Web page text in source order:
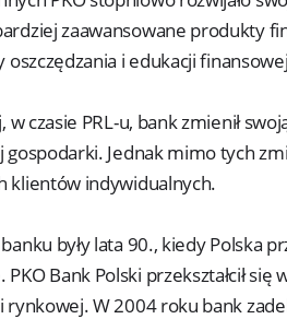
zaawansowane produkty
i edukacji
czasie PRL-u, bank zmienił
Jednak mimo tych
klientów indywidualnych.
były lata 90., kiedy Polska
Bank Polski przekształcił
W 2004 roku bank